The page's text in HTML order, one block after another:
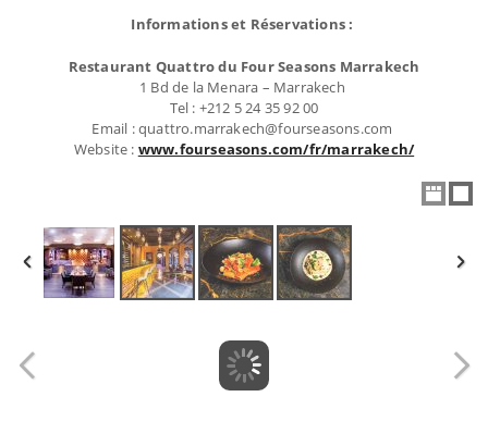
Informations et Réservations :
Restaurant Quattro du Four Seasons Marrakech
1 Bd de la Menara – Marrakech
Tel : +212 5 24 35 92 00
Email : quattro.marrakech@fourseasons.com
Website : www.fourseasons.com/fr/marrakech/